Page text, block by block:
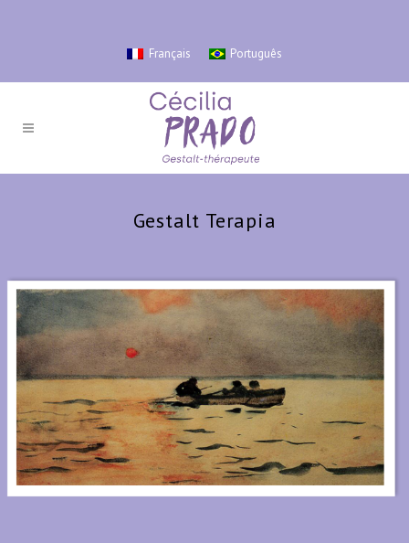
Français Português
Gestalt Terapia